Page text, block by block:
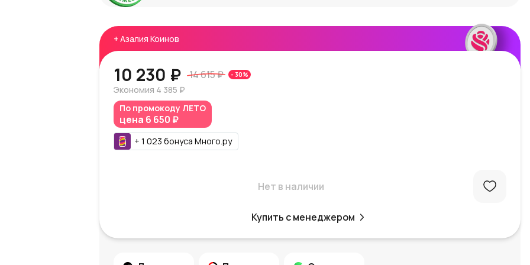
+ Азалия Коинов
10 230 ₽ 14 615 ₽ - 30%
Экономия 4 385 ₽
По промокоду ЛЕТО
цена 6 650 ₽
+ 1 023 бонуса Много.ру
Нет в наличии
Купить с менеджером